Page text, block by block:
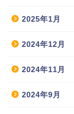
2025年1月
2024年12月
2024年11月
2024年9月